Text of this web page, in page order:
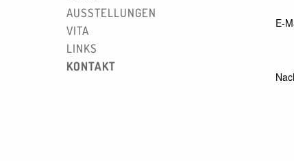
AUSSTELLUNGEN
VITA
LINKS
KONTAKT
E-